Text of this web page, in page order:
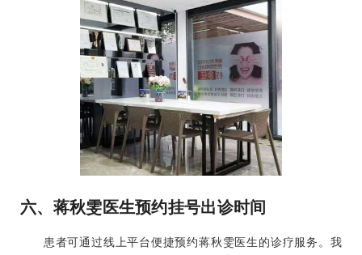
六、蒋秋雯医生预约挂号出诊时间
患者可通过线上平台便捷预约蒋秋雯医生的诊疗服务。我